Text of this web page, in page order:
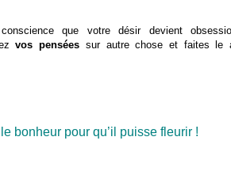
que votre désir devient
vos pensées sur autre chose et faites le
le bonheur pour qu’il puisse fleurir !